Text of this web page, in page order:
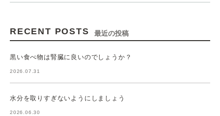
RECENT POSTS 最近の投稿
黒い食べ物は腎臓に良いのでしょうか？
2026.07.31
水分を取りすぎないようにしましょう
2026.06.30